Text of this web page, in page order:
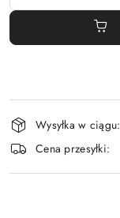
Dostępność
i
dostawa
Wysyłka w ciągu:
Cena przesyłki: